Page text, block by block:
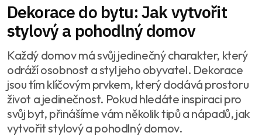
Dekorace do bytu: Jak vytvořit
stylový a pohodlný domov
Každý domov má svůj jedinečný charakter, který
odráží osobnost a styl jeho obyvatel. Dekorace
jsou tím klíčovým prvkem, který dodává prostoru
život a jedinečnost. Pokud hledáte inspiraci pro
svůj byt, přinášíme vám několik tipů a nápadů, jak
vytvořit stylový a pohodlný domov.